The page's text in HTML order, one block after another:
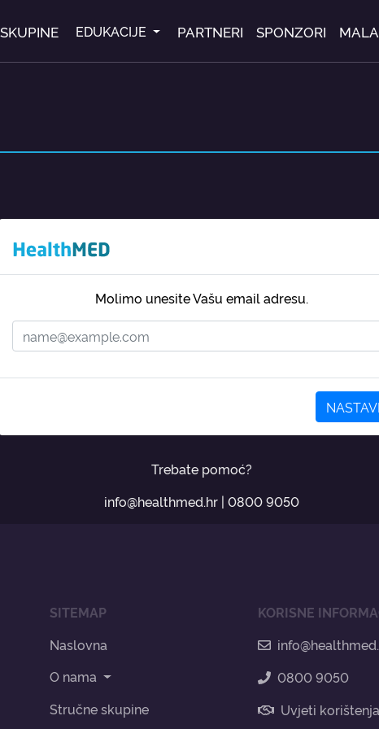
EDUKACIJE PARTNERI SPONZORI
Molimo unesite Vašu email adresu.
NASTAVI
Trebate pomoć?
info@healthmed.hr | 0800 9050
SITEMAP
Naslovna
O nama
Stručne skupine
KORISNE
0800 9050
Uvjeti korištenja